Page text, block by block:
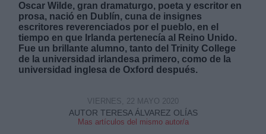
Oscar Wilde, gran dramaturgo, poeta y escritor en
prosa, nació en Dublín, cuna de insignes
escritores reverenciados por el pueblo, en el
tiempo en que Irlanda pertenecía al Reino Unido.
Fue un brillante alumno, tanto del Trinity College
de la universidad irlandesa primero, como de la
universidad inglesa de Oxford después.
AUTOR TERESA ÁLVAREZ OLÍAS
Mas artículos del mismo autor/a
VIERNES, 22 MAYO 2020
Legitimación:
Destinatarios: